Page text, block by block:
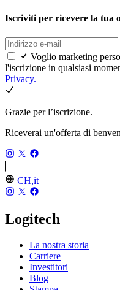
Iscriviti per ricevere la tua
Voglio marketing
l'iscrizione in qualsiasi
Privacy.
Grazie per l’iscrizione.
Riceverai un'offerta di
CH,it
Logitech
La nostra storia
Carriere
Investitori
Blog